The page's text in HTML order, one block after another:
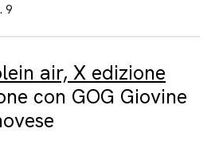
9
air, X edizione
con GOG Giovine